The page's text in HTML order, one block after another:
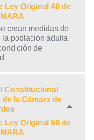
Ley Original 48 de
crean medidas de
la población adulta
de
Constitucional
de la Cámara de
Ley Original 50 de